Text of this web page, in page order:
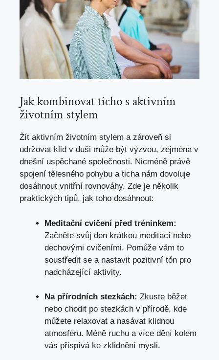
Jak kombinovat ⁢ticho s aktivním
životním⁣ stylem
Žít aktivním životním stylem a zároveň si
udržovat ​klid v ⁤duši ‍může být​ výzvou, zejména ​v‌
dnešní uspěchané společnosti. Nicméně⁤ právě⁤
spojení tělesného pohybu ⁢a ticha nám dovoluje
dosáhnout vnitřní rovnováhy. Zde je několik
praktických tipů, jak toho dosáhnout:
Meditační cvičení před tréninkem:
Začněte svůj den ‌krátkou meditací⁢ nebo
dechovými ‌cvičeními. Pomůže vám to
soustředit se a nastavit pozitivní tón pro
nadcházející aktivity.
Na přírodních stezkách: Zkuste běžet
nebo chodit po stezkách v přírodě, kde
můžete relaxovat a nasávat⁣ klidnou
atmosféru. Méně ruchu a více ⁤dění kolem
vás přispívá ke zklidnění mysli.